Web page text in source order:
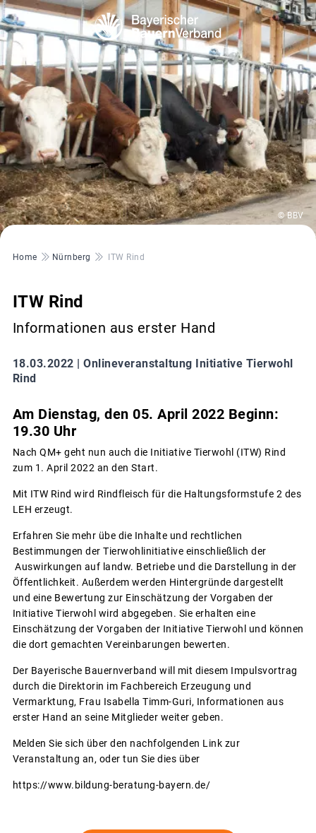
© BBV
Pfadnavigation
Home Nürnberg ITW Rind
ITW Rind
Informationen aus erster Hand
18.03.2022 | Onlineveranstaltung Initiative Tierwohl
Rind
Am Dienstag, den 05. April 2022 Beginn:
19.30 Uhr
Nach QM+ geht nun auch die Initiative Tierwohl (ITW) Rind
zum 1. April 2022 an den Start.
Mit ITW Rind wird Rindfleisch für die Haltungsformstufe 2 des
LEH erzeugt.
Erfahren Sie mehr übe die Inhalte und rechtlichen
Bestimmungen der Tierwohlinitiative einschließlich der
Auswirkungen auf landw. Betriebe und die Darstellung in der
Öffentlichkeit. Außerdem werden Hintergründe dargestellt
und eine Bewertung zur Einschätzung der Vorgaben der
Initiative Tierwohl wird abgegeben. Sie erhalten eine
Einschätzung der Vorgaben der Initiative Tierwohl und können
die dort gemachten Vereinbarungen bewerten.
Der Bayerische Bauernverband will mit diesem Impulsvortrag
durch die Direktorin im Fachbereich Erzeugung und
Vermarktung, Frau Isabella Timm-Guri, Informationen aus
erster Hand an seine Mitglieder weiter geben.
Melden Sie sich über den nachfolgenden Link zur
Veranstaltung an, oder tun Sie dies über
https://www.bildung-beratung-bayern.de/